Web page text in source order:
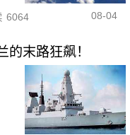
6064 08-04
的末路狂飙！